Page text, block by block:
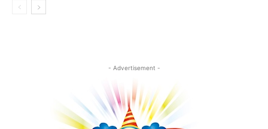
- Advertisement -